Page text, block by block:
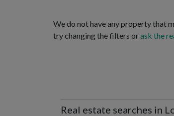
We do not have any property that
try changing the filters orask the
Real estate searches in